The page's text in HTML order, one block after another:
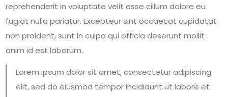
reprehenderit in voluptate velit esse cillum dolore eu
fugiat nulla pariatur. Excepteur sint occaecat cupidatat
non proident, sunt in culpa qui officia deserunt mollit
anim id est laborum.
Lorem ipsum dolor sit amet, consectetur adipiscing
elit, sed do eiusmod tempor incididunt ut labore et